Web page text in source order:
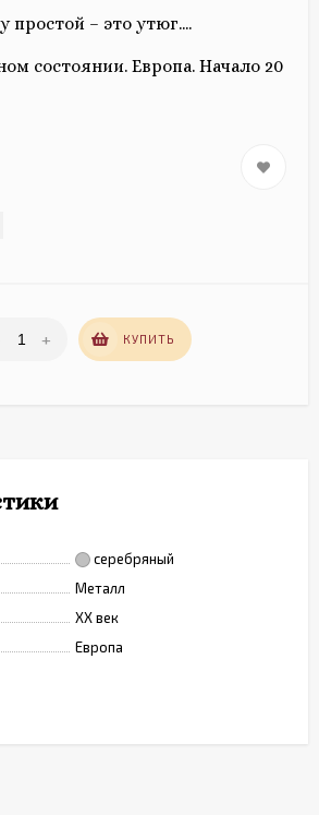
простой – это утюг....
состоянии. Европа. Начало 20
+ КУПИТЬ
серебряный
Металл
XX век
Европа